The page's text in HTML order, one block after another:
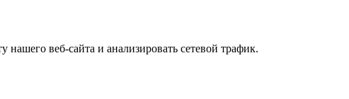
веб-сайта и анализировать сетевой трафик.